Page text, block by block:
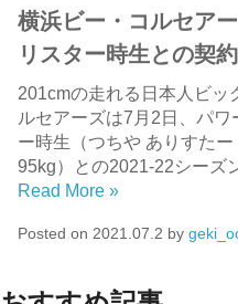
横浜ビー・コルセア
リスター時生との契
201cmの走れる日本人ビッ
ルセアーズは7月2日、パ
ー時生（つちや ありすた
95kg）との2021-22シーズ
Read More »
Posted on 2021.07.2 by